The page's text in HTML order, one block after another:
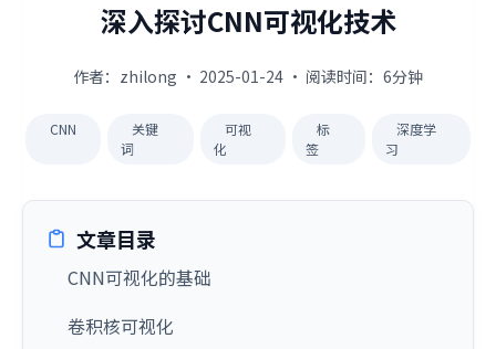
深入探讨CNN可视化技术
作者：zhilong · 2025-01-24 · 阅读时间：6分钟
CNN
关键
词
可视
化
标
签
深度学
习
文章目录
CNN可视化的基础
卷积核可视化